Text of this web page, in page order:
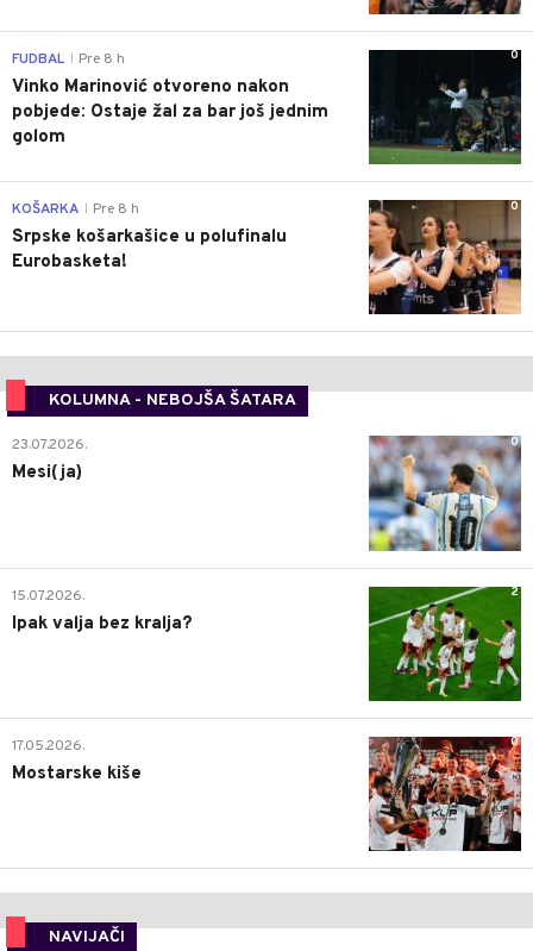
0
FUDBAL Pre 8 h
Vinko Marinović otvoreno nakon
pobjede: Ostaje žal za bar još jednim
golom
0
KOŠARKA Pre 8 h
Srpske košarkašice u polufinalu
Eurobasketa!
KOLUMNA - NEBOJŠA ŠATARA
0
23.07.2026.
Mesi(ja)
2
15.07.2026.
Ipak valja bez kralja?
0
17.05.2026.
Mostarske kiše
NAVIJAČI